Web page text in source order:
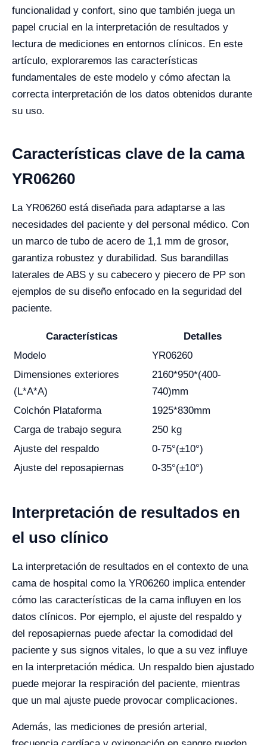
funcionalidad y confort, sino que también juega un
papel crucial en la interpretación de resultados y
lectura de mediciones en entornos clínicos. En este
artículo, exploraremos las características
fundamentales de este modelo y cómo afectan la
correcta interpretación de los datos obtenidos durante
su uso.
Características clave de la cama
YR06260
La YR06260 está diseñada para adaptarse a las
necesidades del paciente y del personal médico. Con
un marco de tubo de acero de 1,1 mm de grosor,
garantiza robustez y durabilidad. Sus barandillas
laterales de ABS y su cabecero y piecero de PP son
ejemplos de su diseño enfocado en la seguridad del
paciente.
Características
Detalles
Modelo
YR06260
Dimensiones exteriores
(L*A*A)
2160*950*(400-
740)mm
Colchón Plataforma
1925*830mm
Carga de trabajo segura
250 kg
Ajuste del respaldo
0-75°(±10°)
Ajuste del reposapiernas
0-35°(±10°)
Interpretación de resultados en
el uso clínico
La interpretación de resultados en el contexto de una
cama de hospital como la YR06260 implica entender
cómo las características de la cama influyen en los
datos clínicos. Por ejemplo, el ajuste del respaldo y
del reposapiernas puede afectar la comodidad del
paciente y sus signos vitales, lo que a su vez influye
en la interpretación médica. Un respaldo bien ajustado
puede mejorar la respiración del paciente, mientras
que un mal ajuste puede provocar complicaciones.
Además, las mediciones de presión arterial,